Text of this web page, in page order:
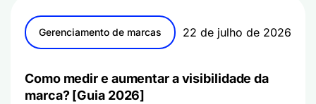
Gerenciamento de marcas 22 de julho de 2026
Como medir e aumentar a visibilidade da
marca? [Guia 2026]